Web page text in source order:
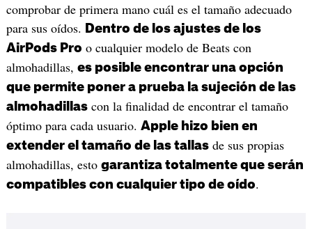
comprobar de primera mano cuál es el tamaño adecuado
para sus oídos.
Dentro de los ajustes de los
AirPods Pro o cualquier modelo de Beats con
almohadillas, es posible encontrar una opción
que permite poner a prueba la sujeción de las
almohadillascon la finalidad de encontrar el tamaño
óptimo para cada usuario. Apple hizo bien en
extender el tamaño de las tallasde sus propias
almohadillas, esto garantiza totalmente que serán
compatibles con cualquier tipo de oído.